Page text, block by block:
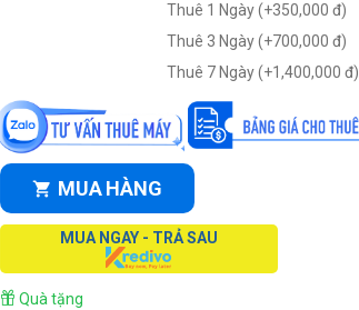
Thuê 1 Ngày (+350,000 đ)
Thuê 3 Ngày (+700,000 đ)
Thuê 7 Ngày (+1,400,000 đ)
MUA HÀNG
MUA NGAY - TRẢ SAU
Quà tặng